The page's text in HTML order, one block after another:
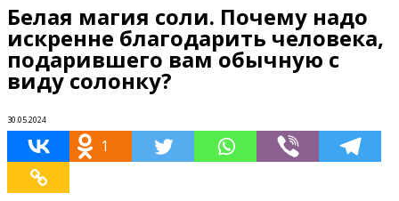
Белая магия соли. Почему надо
искренне благодарить человека,
подарившего вам обычную с
виду солонку?
30.05.2024
1